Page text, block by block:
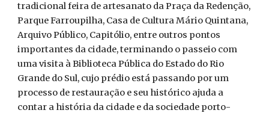
tradicional feira de artesanato da Praça da Redenção,
Parque Farroupilha, Casa de Cultura Mário Quintana,
Arquivo Público, Capitólio, entre outros pontos
importantes da cidade, terminando o passeio com
uma visita à Biblioteca Pública do Estado do Rio
Grande do Sul, cujo prédio está passando por um
processo de restauração e seu histórico ajuda a
contar a história da cidade e da sociedade porto-